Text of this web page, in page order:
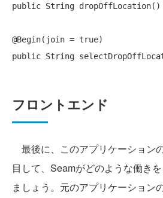
public String
@Begin(join = true
public
フロントエンド
最後に、このアプリケーション
目して、Seamがどのような働き
ましょう。元のアプリケーション